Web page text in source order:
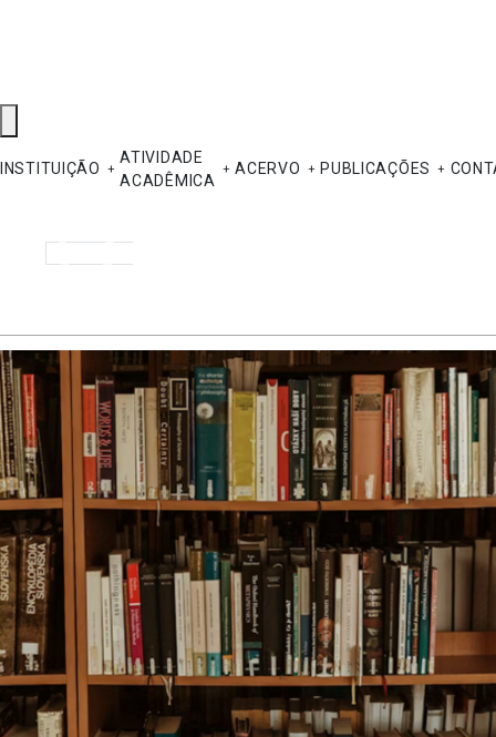
INSTITUIÇÃO
ATIVIDADE
ACADÊMICA
ACERVO PUBLICAÇÕES